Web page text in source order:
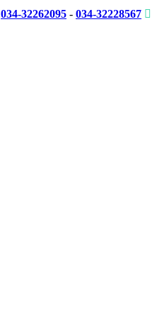
034-32262095 - 034-32228567